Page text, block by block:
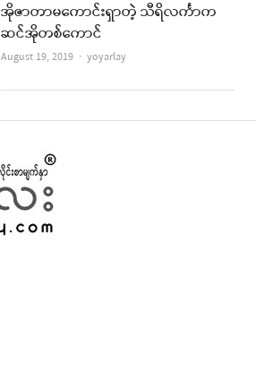
အိုဇာတာမကောင်းရှာတဲ့ သီရိလင်္ကာက
ဆင်အိုတစ်ကောင်
August 19, 2019 Author
yoyarlay